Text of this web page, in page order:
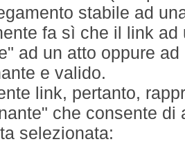
stabile ad
fa sì che il link
ad un atto oppure
e valido.
link, pertanto,
che consente
selezionata: